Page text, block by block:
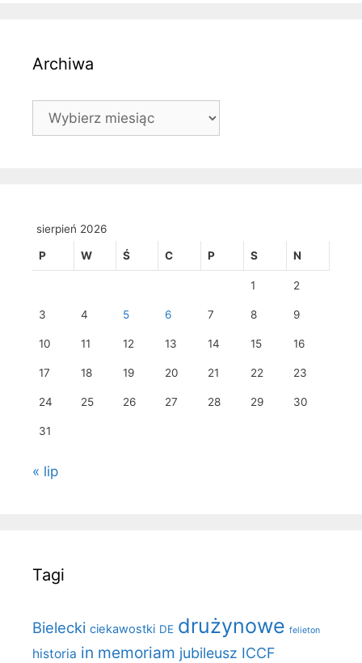
Archiwa
Archiwa
sierpień 2026
P W Ś C P S N
1 2
3 4 5 6 7 8 9
10 11 12 13 14 15 16
17 18 19 20 21 22 23
24 25 26 27 28 29 30
31
« lip
Tagi
Bielecki ciekawostki DE drużynowe felieton
historia in memoriam jubileusz ICCF